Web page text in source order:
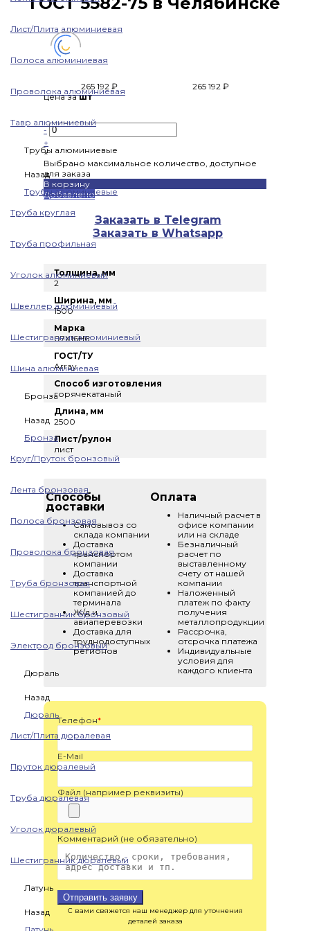
Лист/Плита алюминиевая
Полоса алюминиевая
Проволока алюминиевая
Тавр алюминиевый
Трубы алюминиевые
Назад
Трубы алюминиевые
Труба круглая
Труба профильная
Уголок алюминиевый
Швеллер алюминиевый
Шестигранник алюминиевый
Шина алюминиевая
Бронза
Назад
Бронза
Круг/Пруток бронзовый
Лента бронзовая
Полоса бронзовая
Проволока бронзовая
Труба бронзовая
Шестигранник бронзовый
Электрод бронзовый
Дюраль
Назад
Дюраль
Лист/Плита дюралевая
Пруток дюралевый
Труба дюралевая
Уголок дюралевый
Шестигранник дюралевый
Латунь
Назад
265 192 ₽
265 192 ₽
цена зашт
-
+
×
Выбрано максимальное количество, доступное
для заказа
В корзину
Добавлено
Заказать в Telegram
Заказать в Whatsapp
Толщина, мм
2
Ширина, мм
1500
Марка
07Х16Н6
ГОСТ/ТУ
Array
Способ изготовления
горячекатаный
Длина, мм
2500
Лист/рулон
лист
Способы
доставки
Самовывоз со
склада компании
Доставка
транспортом
компании
Доставка
транспортной
компанией до
терминала
Ж/д и
авиаперевозки
Доставка для
труднодоступных
регионов
Оплата
Наличный расчет в
офисе компании
или на складе
Безналичный
расчет по
выставленному
счету от нашей
компании
Наложенный
платеж по факту
получения
металлопродукции
Рассрочка,
отсрочка платежа
Индивидуальные
условия для
каждого клиента
Телефон*
E-Mail
Файл (например реквизиты)
Комментарий (не обязательно)
Отправить заявку
С вами свяжется наш менеджер для уточнения
деталей заказа